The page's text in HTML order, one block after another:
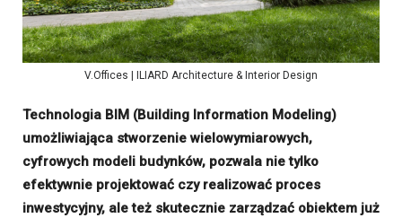
V.Offices | ILIARD Architecture & Interior Design
Technologia BIM (Building Information Modeling)
umożliwiająca stworzenie wielowymiarowych,
cyfrowych modeli budynków, pozwala nie tylko
efektywnie projektować czy realizować proces
inwestycyjny, ale też skutecznie zarządzać obiektem już